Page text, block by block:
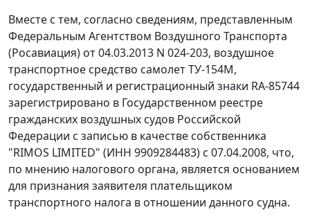
Вместе с тем, согласно сведениям, представленным
Федеральным Агентством Воздушного Транспорта
(Росавиация) от 04.03.2013 N 024-203, воздушное
транспортное средство самолет ТУ-154М,
государственный и регистрационный знаки RA-85744
зарегистрировано в Государственном реестре
гражданских воздушных судов Российской
Федерации с записью в качестве собственника
"RIMOS LIMITED" (ИНН 9909284483) с 07.04.2008, что,
по мнению налогового органа, является основанием
для признания заявителя плательщиком
транспортного налога в отношении данного судна.